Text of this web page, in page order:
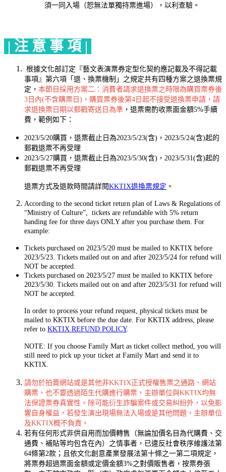
須一同入場（恕無法單獨持票進場），以利查驗。
| 注 意 事 項 |
根據文化部訂定『藝文表演票券定型化契約應記載及不得記載
事項』第六項「退、換票機制」之規定共有四種方案之退換票規
定， 本節目採用方案二：消費者請求退換票之時限為購買票券後
3日內(不含購票日)，購買票券後第4日起不接受退換票申請，請
求退換票日期以郵戳寄送日為準 ，退票需酌收票面金額5%手續
費，範例如下：
2023/5/20購買，退票截止日為2023/5/23(含)，2023/5/24(含)起的
郵戳退票不再受理
2023/5/27購買，退票截止日為2023/5/30(含)，2023/5/31(含)起的
郵戳退票不再受理
退票方式及退款時間請詳閱KKTIX退換票規定 。
According to the second ticket return plan of Laws & Regulations of
“Ministry of Culture”, tickets are refundable with 5% return
handing fee for three days ONLY after you purchase them. For
example:
Tickets purchased on 2023/5/20 must be mailed to KKTIX before
2023/5/23. Tickets mailed out on and after 2023/5/24 for refund will
NOT be accepted.
Tickets purchased on 2023/5/27 must be mailed to KKTIX before
2023/5/30. Tickets mailed out on and after 2023/5/31 for refund will
NOT be accepted.
In order to process your refund request, physical tickets must be
mailed to KKTIX before the due date. For KKTIX address, please
refer to KKTIX REFUND POLICY.
NOTE: If you choose Family Mart as ticket collect method, you will
still need to pick up your ticket at Family Mart and send it to
KKTIX.
請勿於拍賣網站或是其他非KKTIX正式授權售票之通路、網站
購票、也不要透過陌生代購進行購票，主辦單位與KKTIX均無
法保證票券真實性。除可能衍生詐騙案件或交易糾紛外，以免影
響自身權益，若發生演出現場無法入場或是其他問題，主辦單位
及KKTIX概不負責。
若有任何形式非供自用而加價轉售（無論加價名目為代購費、交
通費、補貼等均包含在內）之情事者，已違反社會秩序維護法第
64條第2款；且依文化創意產業發展法第十條之一第二項規定，
將票券超過票面金額或定價金額3%之對價販售者，按票券張